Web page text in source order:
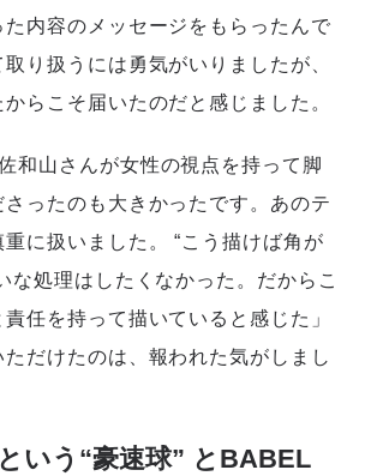
た内容のメッセージをもらったんで
り扱うには勇気がいりましたが、
らこそ届いたのだと感じました。
和山さんが女性の視点を持って脚
ったのも大きかったです。あのテ
に扱いました。 “こう描けば角が
な処理はしたくなかった。だからこ
任を持って描いていると感じた」
ただけたのは、報われた気がしまし
いう“豪速球” とBABEL